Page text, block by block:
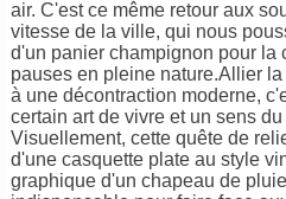
air. C'est ce même retour aux
vitesse de la ville, qui nous
d'un panier champignon pour la
pauses en pleine nature.Allier
à une décontraction moderne,
certain art de vivre et un sens
Visuellement, cette quête de
d'une casquette plate au style
graphique d'un chapeau de